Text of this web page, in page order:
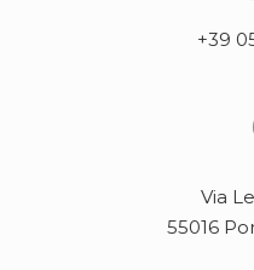
+39
Via
55016